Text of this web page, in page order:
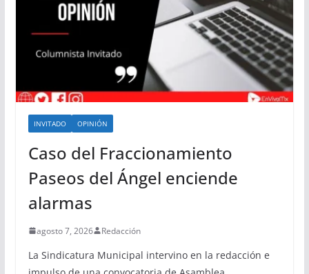
INVITADO OPINIÓN
Caso del Fraccionamiento
Paseos del Ángel enciende
alarmas
agosto 7, 2026 Redacción
La Sindicatura Municipal intervino en la redacción e